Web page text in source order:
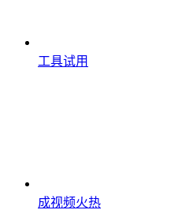
工具试用
成视频火热